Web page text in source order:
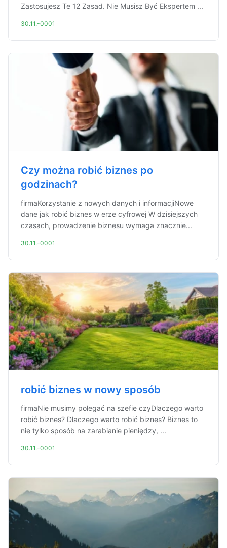
Zastosujesz Te 12 Zasad. Nie Musisz Być Ekspertem ...
30.11.-0001
Czy można robić biznes po
godzinach?
firmaKorzystanie z nowych danych i informacjiNowe
dane jak robić biznes w erze cyfrowej W dzisiejszych
czasach, prowadzenie biznesu wymaga znacznie...
30.11.-0001
robić biznes w nowy sposób
firmaNie musimy polegać na szefie czyDlaczego warto
robić biznes? Dlaczego warto robić biznes? Biznes to
nie tylko sposób na zarabianie pieniędzy, ...
30.11.-0001